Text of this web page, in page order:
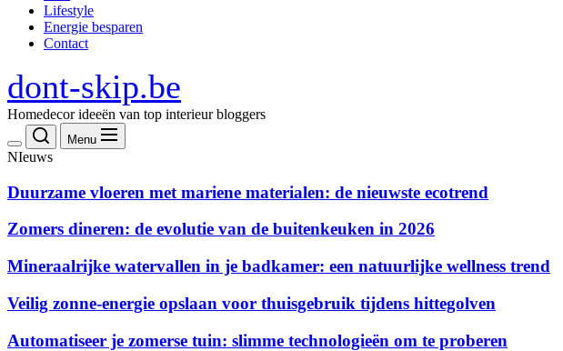
Lifestyle
Energie besparen
Contact
dont-skip.be
Homedecor ideeën van top interieur bloggers
Menu
NIeuws
Duurzame vloeren met mariene materialen: de nieuwste ecotrend
Zomers dineren: de evolutie van de buitenkeuken in 2026
Mineraalrijke watervallen in je badkamer: een natuurlijke wellness trend
Veilig zonne-energie opslaan voor thuisgebruik tijdens hittegolven
Automatiseer je zomerse tuin: slimme technologieën om te proberen